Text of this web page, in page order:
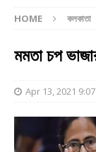
HOME কলকাতা
মমতা চপ
Apr 13, 2021